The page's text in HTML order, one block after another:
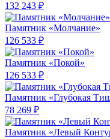
132 243 ₽
Памятник «Молчание»
126 533 ₽
Памятник «Покой»
126 533 ₽
Памятник «Глубокая
78 269 ₽
Памятник «Левый